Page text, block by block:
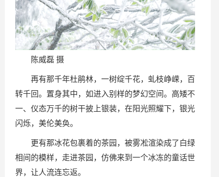
陈威磊 摄
再有那千年杜鹃林，一树绽千花，虬枝峥嵘，百
转千回。置身其中，如进入别样的梦幻空间。高矮不
一、仪态万千的树干披上银装，在阳光照耀下，银光
闪烁，美伦美奂。
更有那冰花包裹着的茶园，被雾凇渲染成了白绿
相间的模样，走进茶园，仿佛来到一个冰冻的童话世
界，让人流连忘返。